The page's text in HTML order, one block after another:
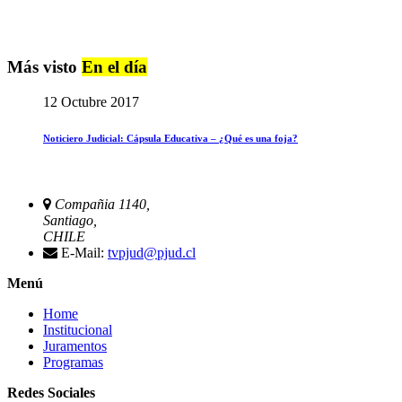
Más visto En el día
12 Octubre 2017
Noticiero Judicial: Cápsula Educativa – ¿Qué es una foja?
Compañia 1140,
Santiago,
CHILE
E-Mail: tvpjud@pjud.cl
Menú
Home
Institucional
Juramentos
Programas
Redes Sociales